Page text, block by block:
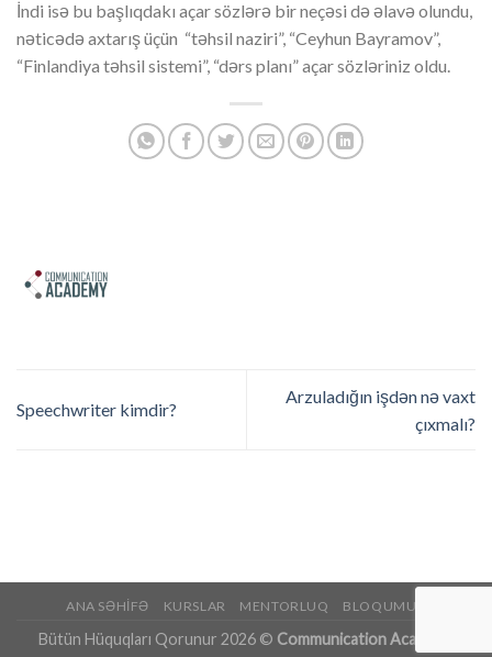
İndi isə bu başlıqdakı açar sözlərə bir neçəsi də əlavə olundu,
nəticədə axtarış üçün “təhsil naziri”, “Ceyhun Bayramov”,
“Finlandiya təhsil sistemi”, “dərs planı” açar sözləriniz oldu.
Speechwriter kimdir?
Arzuladığın işdən nə vaxt
çıxmalı?
ANA SƏHIFƏ KURSLAR MENTORLUQ BLOQUMUZ
Bütün Hüquqları Qorunur 2026 © Communication Academy